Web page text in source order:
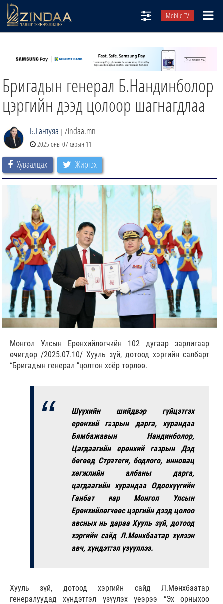
Mobile TV
ТВ8
ӨГЛӨӨНИЙ СОНИН
АУДИО ЗОХИОЛ
ЗИНДАА СЭТГҮҮЛ
Бригадын генерал Б.Нандинболор
цэргийн дээд цолоор шагнагдлаа
Б.Гантуяа | Zindaa.mn
2025 оны 07 сарын 11
Хуваалцах Жиргэх
Монгол Улсын Ерөнхийлөгчийн 102 дугаар зарлигаар
өчигдөр /2025.07.10/ Хууль зүй, дотоод хэргийн салбарт
“Бригадын генерал ”цолтон хоёр төрлөө.
Шүүхийн шийдвэр гүйцэтгэх
ерөнхий газрын дарга, хурандаа
Бямбажавын Нандинболор,
Цагдаагийн ерөнхий газрын Дэд
бөгөөд Стратеги, бодлого, инновац
хөгжлийн албаны дарга,
цагдаагийн хурандаа Одоохүүгийн
Ганбат нар Монгол Улсын
Ерөнхийлөгчөөс цэргийн дээд цолоо
авсных нь дараа Хууль зүй, дотоод
хэргийн сайд Л.Мөнхбаатар хүлээн
авч, хүндэтгэл үзүүллээ.
Хууль зүй, дотоод хэргийн сайд Л.Мөнхбаатар
генералуудад хүндэтгэл үзүүлэх үеэрээ “Эх орныхоо